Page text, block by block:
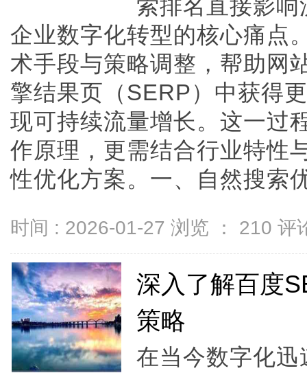
索排名直接影
企业数字化转型的核心痛点
术手段与策略调整，帮助网
擎结果页（SERP）中获得
现可持续流量增长。这一过
作原理，更需结合行业特性
性优化方案。一、自然搜索
时间 : 2026-01-27 浏览 ： 210 评
深入了解百度
策略
在当今数字化